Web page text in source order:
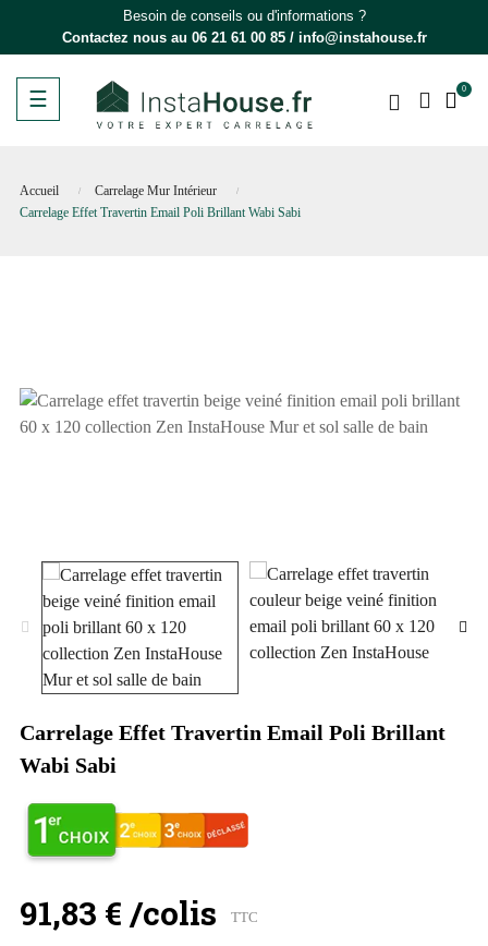
Besoin de conseils ou d'informations ?
Contactez nous au 06 21 61 00 85/ info@instahouse.fr
Basculer
la
☰ 0
Accueil
Carrelage Mur Intérieur
Carrelage Effet Travertin Email Poli Brillant Wabi Sabi
Carrelage Effet Travertin Email Poli Brillant
Wabi Sabi
91,83 € /colis TTC